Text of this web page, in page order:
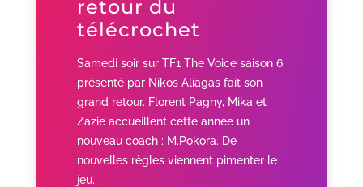
retour du
télécrochet
Samedi soir sur TF1 The Voice saison 6
présenté par Nikos Aliagas fait son
grand retour. Florent Pagny, Mika et
Zazie accueillent cette année un
nouveau coach : M.Pokora. De
nouvelles règles viennent pimenter le
jeu.